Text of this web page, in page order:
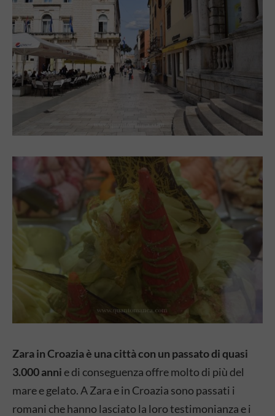
Zara in Croazia è una città con un passato di quasi
3.000 anni e di conseguenza offre molto di più del
mare e gelato. A Zara e in Croazia sono passati i
romani che hanno lasciato la loro testimonianza e i